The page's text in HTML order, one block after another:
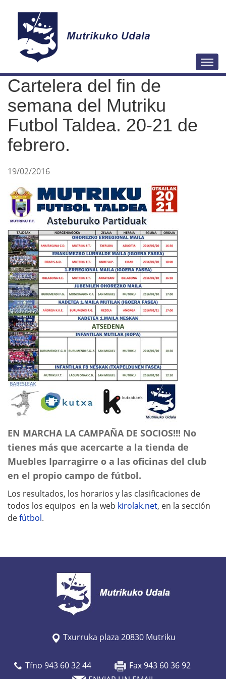
a
Cartelera del fin de
semana del Mutriku
Futbol Taldea. 20-21 de
febrero.
19/02/2016
EN MARCHA LA CAMPAÑA DE SOCIOS!!! No
tienes más que acercarte a la tienda de
Muebles Iparragirre o a las oficinas del club
en el propio campo de fútbol.
Los resultados, los horarios y las clasificaciones de
todos los equipos en la web kirolak.net, en la sección
defútbol.
Txurruka plaza 20830 Mutriku
Tfno 943 60 32 44
Fax 943 60 36 92